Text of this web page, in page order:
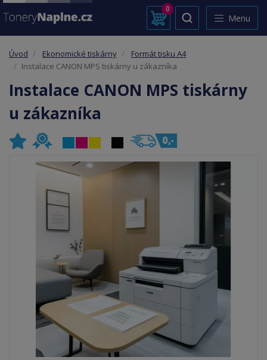
0
Menu
Úvod Ekonomické tiskárny
Formát tisku A4
Instalace CANON MPS tiskárny u zákazníka
Instalace CANON MPS tiskárny
u zákazníka